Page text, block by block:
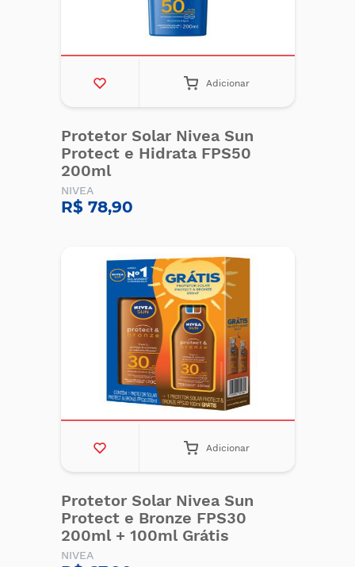
Adicionar
Protetor Solar Nivea Sun
Protect e Hidrata FPS50
200ml
NIVEA
R$ 78,90
Adicionar
Protetor Solar Nivea Sun
Protect e Bronze FPS30
200ml + 100ml Grátis
NIVEA